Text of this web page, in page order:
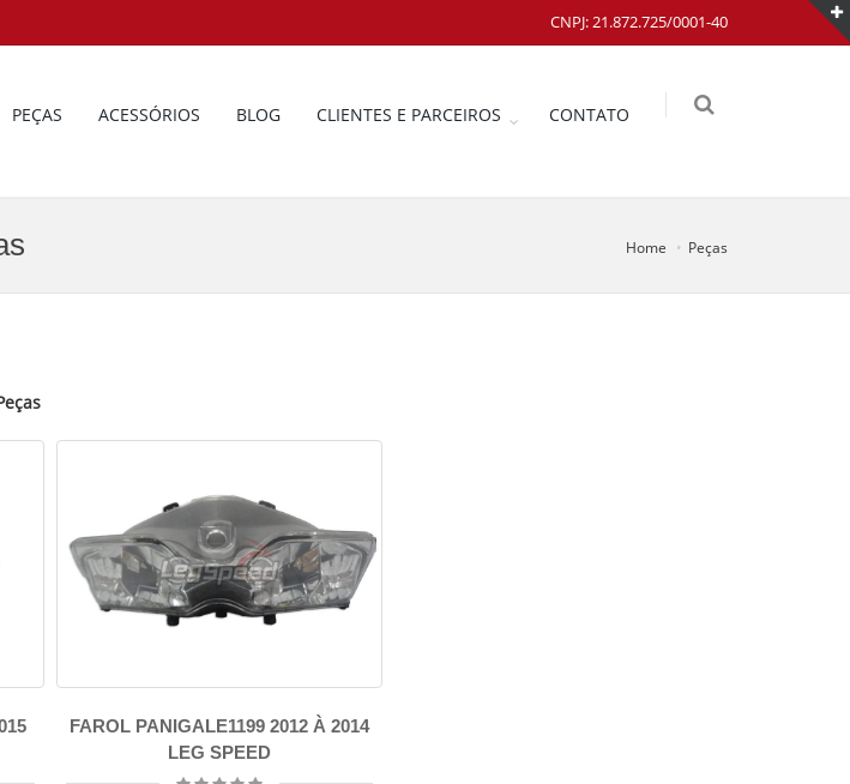
CNPJ: 21.872.725/0001-40
PEÇAS ACESSÓRIOS BLOG CLIENTES E PARCEIROS CONTATO
Home Peças
FAROL PANIGALE1199 2012 À 2014
LEG SPEED